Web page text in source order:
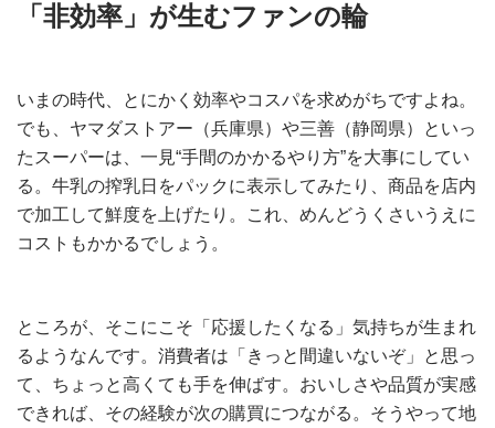
「非効率」が生むファンの輪
いまの時代、とにかく効率やコスパを求めがちですよね。
でも、ヤマダストアー（兵庫県）や三善（静岡県）といっ
たスーパーは、一見“手間のかかるやり方”を大事にしてい
る。牛乳の搾乳日をパックに表示してみたり、商品を店内
で加工して鮮度を上げたり。これ、めんどうくさいうえに
コストもかかるでしょう。
ところが、そこにこそ「応援したくなる」気持ちが生まれ
るようなんです。消費者は「きっと間違いないぞ」と思っ
て、ちょっと高くても手を伸ばす。おいしさや品質が実感
できれば、その経験が次の購買につながる。そうやって地